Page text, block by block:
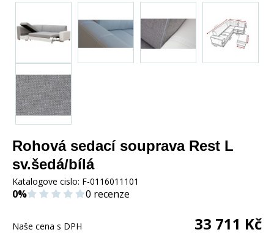
Rohová sedací souprava Rest L
sv.šedá/bílá
Katalogove cislo: F-0116011101
0% 0 recenze
Naše cena s DPH 33 711 Kč